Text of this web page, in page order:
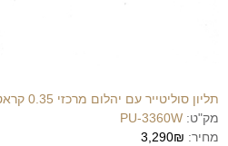
תליון סוליטייר עם יהלום מרכזי 0.35 קראט - "UNIVERSE"
מק"ט: PU-3360W
מחיר: 3,290₪